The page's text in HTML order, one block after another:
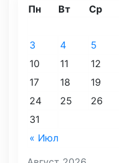
Пн Вт Ср
« Июл
3
4 5
10
11 12
17
18 19
24
25 26
31